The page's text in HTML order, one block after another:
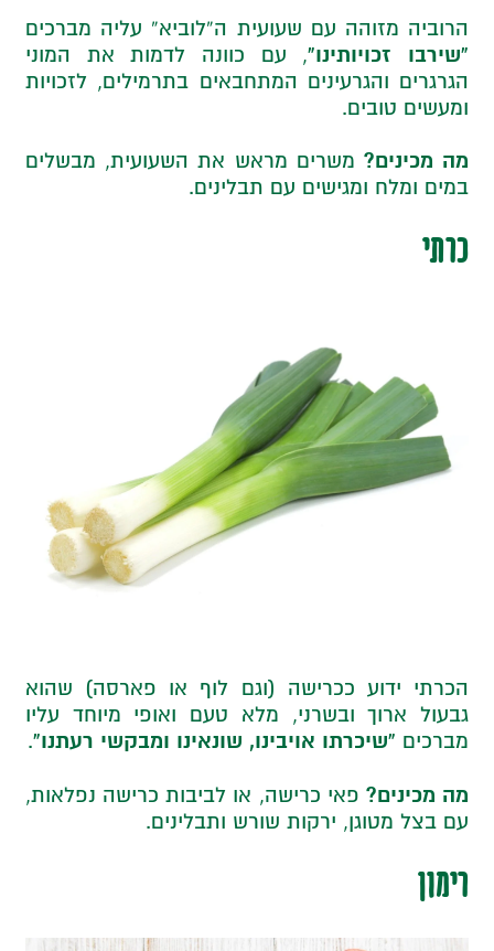
הרוביה מזוהה עם שעועית ה”לוביא” עליה מברכים
“שירבו זכויותינו”, עם כוונה לדמות את המוני
הגרגרים והגרעינים המתחבאים בתרמילים, לזכויות
ומעשים טובים.
מה מכינים? משרים מראש את השעועית, מבשלים
במים ומלח ומגישים עם תבלינים.
כרתי
הכרתי ידוע ככרישה (וגם לוף או פארסה) שהוא
גבעול ארוך ובשרני, מלא טעם ואופי מיוחד עליו
מברכים “שיכרתו אויבינו, שונאינו ומבקשי רעתנו”.
מה מכינים? פאי כרישה, או לביבות כרישה נפלאות,
עם בצל מטוגן, ירקות שורש ותבלינים.
רימון